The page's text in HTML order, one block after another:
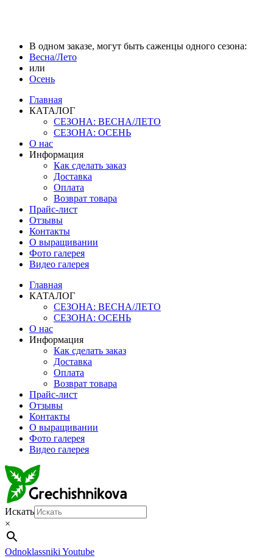
В одном заказе, могут быть саженцы одного сезона:
Весна/Лето
или
Осень
Главная
КАТАЛОГ
СЕЗОНА: ВЕСНА/ЛЕТО
СЕЗОНА: ОСЕНЬ
О нас
Информация
Как сделать заказ
Доставка
Оплата
Возврат товара
Прайс-лист
Отзывы
Контакты
О выращивании
Фото галерея
Видео галерея
Главная
КАТАЛОГ
СЕЗОНА: ВЕСНА/ЛЕТО
СЕЗОНА: ОСЕНЬ
О нас
Информация
Как сделать заказ
Доставка
Оплата
Возврат товара
Прайс-лист
Отзывы
Контакты
О выращивании
Фото галерея
Видео галерея
Искать
×
Odnoklassniki Youtube